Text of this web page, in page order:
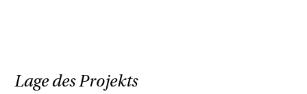
Lage des Projekts